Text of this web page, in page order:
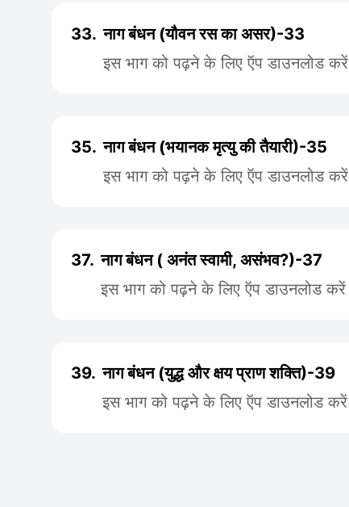
33. नाग बंधन (यौवन रस का असर)-33
इस भाग को पढ़ने के लिए ऍप डाउनलोड करें
35. नाग बंधन (भयानक मृत्यु की तैयारी)-35
इस भाग को पढ़ने के लिए ऍप डाउनलोड करें
37. नाग बंधन ( अनंत स्वामी, असंभव?)-37
इस भाग को पढ़ने के लिए ऍप डाउनलोड करें
39. नाग बंधन (युद्ध और क्षय प्राण शक्ति)-39
इस भाग को पढ़ने के लिए ऍप डाउनलोड करें